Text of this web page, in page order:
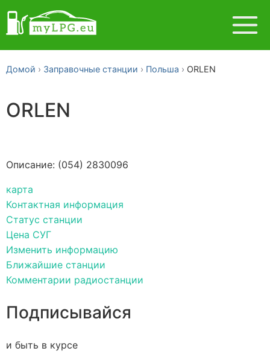
Домой Заправочные станции Польша ORLEN
ORLEN
Описание: (054) 2830096
карта
Контактная информация
Статус станции
Цена СУГ
Изменить информацию
Ближайшие станции
Комментарии радиостанции
Подписывайся
и быть в курсе